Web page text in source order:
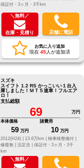
保証付・3ヶ月・3千km
＼無料／
在庫・見積り 店舗に電話
お気に入り追加
現在 45人が追加済
スズキ
スイフト 1.2 RS かっこいい１台入
庫しました！ＭＴ５速車！フルエア
ロ！
支払総額
69
万円
本体価格
59 万円
諸費用
10 万円
2012(H24) |
13.6万km |
検車検整備付 |
修復無 | 法定含 | 保証付・3ヶ月・3千
km
＼無料／